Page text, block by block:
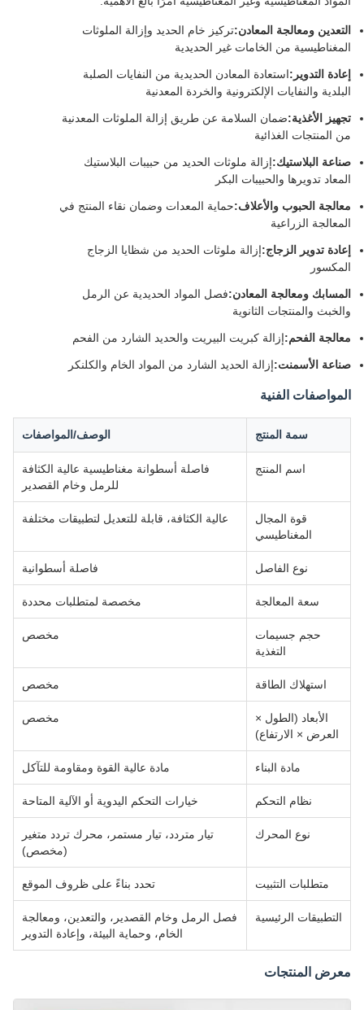
التعدين ومعالجة المعادن:تركيز خام الحديد وإزالة الملوثات
المغناطيسية من الخامات غير الحديدية
إعادة التدوير: استعادة المعادن الحديدية من النفايات الصلبة
البلدية والنفايات الإلكترونية والخردة المعدنية
تجهيز الأغذية:ضمان السلامة عن طريق إزالة الملوثات المعدنية
من المنتجات الغذائية
صناعة البلاستيك:إزالة ملوثات الحديد من حبيبات البلاستيك
المعاد تدويرها والحبيبات البكر
معالجة الحبوب والأعلاف:حماية المعدات وضمان نقاء المنتج في
المعالجة الزراعية
إعادة تدوير الزجاج:إزالة ملوثات الحديد من شظايا الزجاج
المكسور
المسابك ومعالجة المعادن:فصل المواد الحديدية عن الرمل
والخبث والمنتجات الثانوية
معالجة الفحم:إزالة كبريت البيريت والحديد الشارد من الفحم
صناعة الأسمنت:إزالة الحديد الشارد من المواد الخام والكلنكر
المواصفات الفنية
سمة المنتج الوصف/المواصفات
اسم المنتج
فاصلة أسطوانة مغناطيسية عالية الكثافة
للرمل وخام القصدير
قوة المجال
المغناطيسي
عالية الكثافة، قابلة للتعديل لتطبيقات مختلفة
نوع الفاصل فاصلة أسطوانية
سعة المعالجة مخصصة لمتطلبات محددة
حجم جسيمات
التغذية
مخصص
استهلاك الطاقة مخصص
الأبعاد (الطول ×
العرض × الارتفاع)
مخصص
مادة البناء مادة عالية القوة ومقاومة للتآكل
نظام التحكم خيارات التحكم اليدوية أو الآلية المتاحة
نوع المحرك
تيار متردد، تيار مستمر، محرك تردد متغير
(مخصص)
متطلبات التثبيت تحدد بناءً على ظروف الموقع
التطبيقات الرئيسية
فصل الرمل وخام القصدير، والتعدين، ومعالجة
الخام، وحماية البيئة، وإعادة التدوير
معرض المنتجات